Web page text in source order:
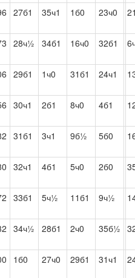
27б1 35ч1 1б0 23ч0
28ч½ 34б1 16ч0 32б1
29б1 1ч0 31б1 24ч1
30ч1 2б1 8ч0 4б1
31б1 3ч1 9б½ 5б0
32ч1 4б1 5ч0 2б0
33б1 5ч½ 11б1 9ч½
34ч½ 28б1 2ч0 35б½
1б0 27ч0 29б1 31ч1